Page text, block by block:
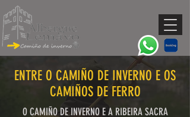
ENTRE O CAMIÑO DE INVERNO E OS
CAMIÑOS DE FERRO
O CAMIÑO DE INVERNO E A RIBEIRA SACRA